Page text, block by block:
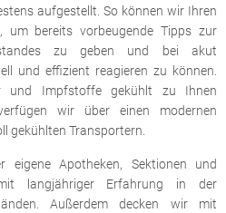
aufgestellt. So können wir Ihren
um bereits vorbeugende Tipps zur
zu geben und bei akut
und effizient reagieren zu können.
und Impfstoffe gekühlt zu Ihnen
wir über einen modernen
gekühlten Transportern.
eigene Apotheken, Sektionen und
langjähriger Erfahrung in der
Außerdem decken wir mit